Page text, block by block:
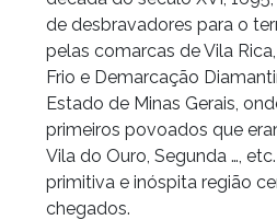
de desbravadores para o
pelas comarcas de Vila
Frio e Demarcação
Estado de Minas Gerais,
primeiros povoados que
Vila do Ouro, Segunda …,
primitiva e inóspita região
chegados.